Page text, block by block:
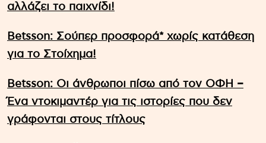
αλλάζει το παιχνίδι!
Betsson: Σούπερ προσφορά* χωρίς κατάθεση
για το Στοίχημα!
Betsson: Οι άνθρωποι πίσω από τον ΟΦΗ –
Ένα ντοκιμαντέρ για τις ιστορίες που δεν
γράφονται στους τίτλους